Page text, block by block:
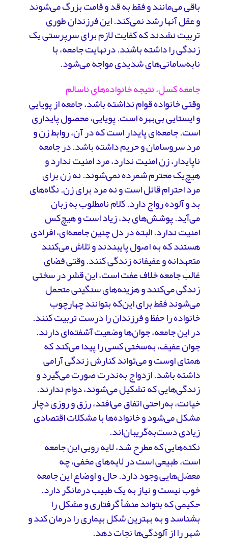
باقی می‌مانند و فقط به قد و قامت بزرگ می‌شوند
و عقل آنها رشد نمی‌کند. این فرزندان طوری
تربیت نشدند که کفایت لازم برای سرپرستی یک
زندگی را داشته باشند. درنهایت جامعه، با
نابه‌سامانی‌های شدیدی مواجه می‌شود.
جامعه کسل، نتیجه خانواده‌های ناسالم
وقتی خانواده‌ قوام نداشته باشد، جامعه از پویایی
و ایستایی بی‌بهره است. پویایی، محصول پایداری
است. جامعه‌ای پایدار است ‌که در آن، روابط زن و
مرد سروسامان و حریم داشته باشد. در جامعه
ناپایدار، زن امنیت ندارد، مرد امنیت ندارد و
هیچ‌یک محترم شمرده نمی‌شوند. نه زن برای
مرد احترام قائل است و نه مرد برای زن. نگاه‌های
بد و آلوده رواج دارد. کلام نامطلوب به زبان
می‌آید. پوشش‌های بد، زیاد است و هیچ‌کس
امنیت ندارد. البته در دل چنین جامعه‌ای، افرادی
هستند که به اصول پایبندند و تلاش می‌کنند
متعهدانه و عفیفانه زندگی کنند. وقتی فضای
غالب جامعه خلاف عفت است، این قشر در سختی
زندگی می‌کنند و هزینه‌های سنگینی متحمل
می‌شوند فقط برای این‌که بتوانند چهارچوب
خانواده را حفظ و فرزندان را درست تربیت کنند.
در این جامعه، جوان‌ها وضعیت آشفته‌ای دارند.
جوان عفیف، به‌سختی کسی را پیدا می‌کند که
همتای اوست و می‌تواند کنارش زندگی آرامی
داشته باشد. ازدواج به‌ندرت صورت می‌گیرد و
زندگی‌هایی که تشکیل می‌شوند، دوام ندارند.
خیانت، به‌راحتی اتفاق می‌افتد، رزق و روزی دچار
مشکل می‌شود و خانواده‌ها با مشکلات اقتصادی
زیادی دست‌به‌گریبان‌اند.
نکته‌هایی که مطرح شد، لایه رویی این جامعه
است، طبیعی است در لایه‌های مخفی، چه
معضل‌هایی وجود دارد. حال و اوضاع این جامعه
خوب نیست و نیاز به یک طبیب درمانگر دارد.
حکیمی که بتواند منشأ گرفتاری و مشکل را
بشناسد و به بهترین شکل بیماری را درمان کند و
شهر را از آلودگی‌ها نجات دهد.